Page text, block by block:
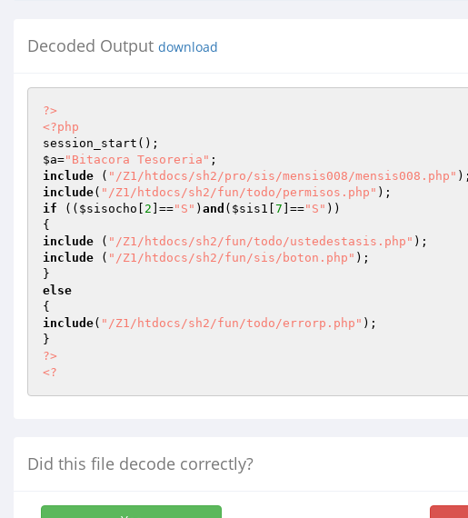
Decoded Output download
?>
<?php
$a="Bitacora Tesoreria"
include ( "/Z1/htdocs/sh2/pro/sis/mensis008/mensis008.php"
include( "/Z1/htdocs/sh2/fun/todo/permisos.php"
if (( $sisocho 2 ]=="S" ) and ( $sis1 7 ]=="S" ))
include ( "/Z1/htdocs/sh2/fun/todo/ustedestasis.php"
include ( "/Z1/htdocs/sh2/fun/sis/boton.php" );
else
include( "/Z1/htdocs/sh2/fun/todo/errorp.php" );
?>
<?
Did this file decode correctly?